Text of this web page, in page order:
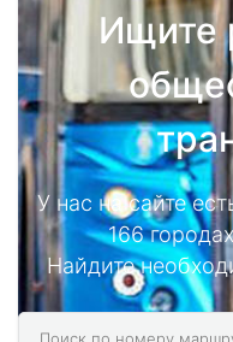
Ищите
У нас на сайте
166
Найдите